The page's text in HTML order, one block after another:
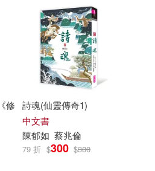
武憲(2)
學基金會(1)
修
詩魂(仙靈傳奇1)
中文書
陳郁如 蔡兆倫
79 折 $300 $380